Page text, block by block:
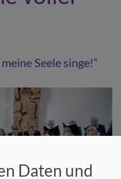
Seele singe!“
Daten und